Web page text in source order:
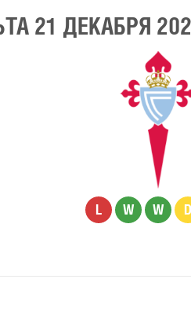
21 ДЕКАБРЯ
L W W D